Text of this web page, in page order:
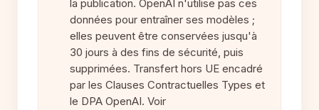
la publication. OpenAI n'utilise pas ces
données pour entraîner ses modèles ;
elles peuvent être conservées jusqu'à
30 jours à des fins de sécurité, puis
supprimées. Transfert hors UE encadré
par les Clauses Contractuelles Types et
le DPA OpenAI. Voir